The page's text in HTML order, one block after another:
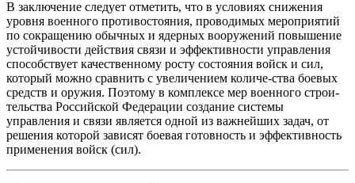
В заключение следует отметить, что в условиях снижения
уровня военного противостояния, проводимых мероприятий
по сокращению обычных и ядерных вооружений повышение
устойчивости действия связи и эффективности управления
способствует качественному росту состояния войск и сил,
который можно сравнить с увеличением количе-ства боевых
средств и оружия. Поэтому в комплексе мер военного строи-
тельства Российской Федерации создание системы
управления и связи является одной из важнейших задач, от
решения которой зависят боевая готовность и эффективность
применения войск (сил).